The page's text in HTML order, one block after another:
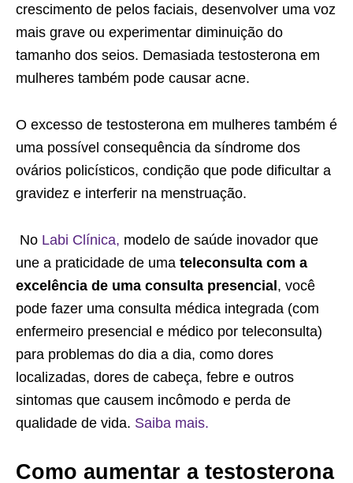
crescimento de pelos faciais, desenvolver uma voz
mais grave ou experimentar diminuição do
tamanho dos seios. Demasiada testosterona em
mulheres também pode causar acne.
O excesso de testosterona em mulheres também é
uma possível consequência da síndrome dos
ovários policísticos, condição que pode dificultar a
gravidez e interferir na menstruação.
No Labi Clínica, modelo de saúde inovador que
une a praticidade de uma teleconsulta com a
excelência de uma consulta presencial, você
pode fazer uma consulta médica integrada (com
enfermeiro presencial e médico por teleconsulta)
para problemas do dia a dia, como dores
localizadas, dores de cabeça, febre e outros
sintomas que causem incômodo e perda de
qualidade de vida. Saiba mais.
Como aumentar a testosterona